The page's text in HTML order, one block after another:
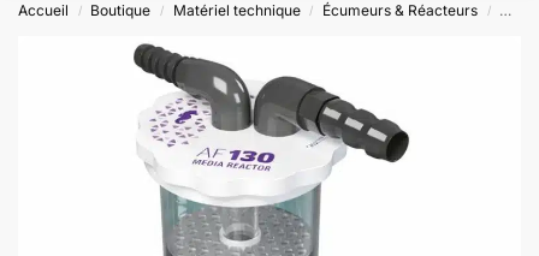
Accueil / Boutique / Matériel technique / Écumeurs & Réacteurs /